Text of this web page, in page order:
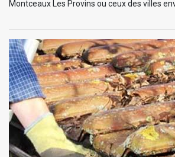
Montceaux Les Provins ou ceux des villes